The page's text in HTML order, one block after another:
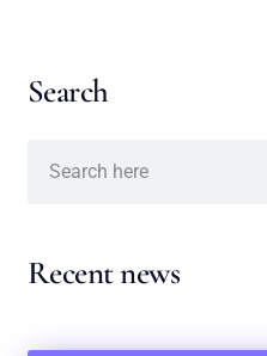
Search
Recent news